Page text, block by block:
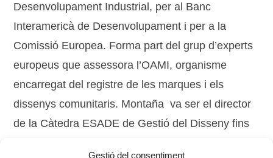
Gestió del consentiment
Desenvolupament Industrial, per al Banc
Interamericà de Desenvolupament i per a la
Comissió Europea. Forma part del grup d’experts
europeus que assessora l’OAMI, organisme
encarregat del registre de les marques i els
dissenys comunitaris. Montaña va ser el director
de la Càtedra ESADE de Gestió del Disseny fins